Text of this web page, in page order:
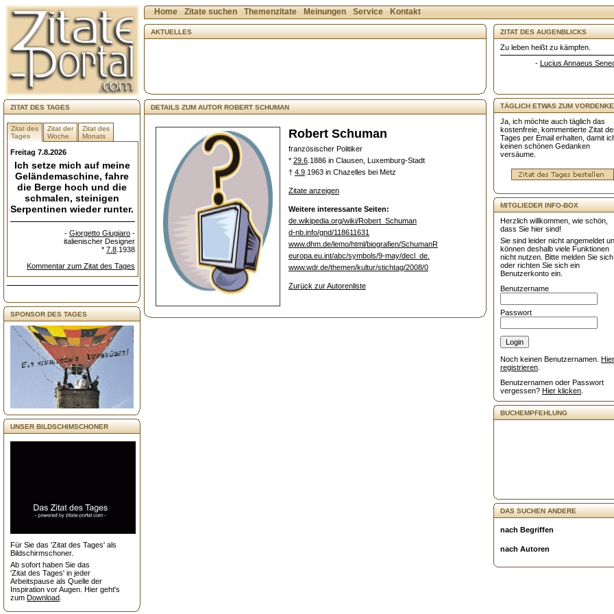
ZITAT DES TAGES
Zitat des
Tages
Zitat der
Woche
Zitat des
Monats
Freitag 7.8.2026
Ich setze mich auf meine
Geländemaschine, fahre
die Berge hoch und die
schmalen, steinigen
Serpentinen wieder runter.
- Giorgetto Giugiaro -
italienischer Designer
* 7.8 .1938
Kommentar zum Zitat des Tages
SPONSOR DES TAGES
UNSER BILDSCHIMSCHONER
Für Sie das 'Zitat des Tages' als
Bildschirmschoner.
Ab sofort haben Sie das
'Zitat des Tages' in jeder
Arbeitspause als Quelle der
Inspiration vor Augen. Hier geht's
zum Download
ZITAT DES AUGENBLICKS
Zu leben heißt zu kämpfen.
- Lucius Annaeus
TÄGLICH ETWAS ZUM
Ja, ich möchte auch täglich das
kostenfreie, kommentierte Zitat
Tages per Email erhalten, damit
keinen schönen Gedanken
versäume.
MITGLIEDER INFO-BOX
Herzlich willkommen, wie schön,
dass Sie hier sind!
Sie sind leider nicht angemeldet
können deshalb viele Funktionen
nicht nutzen. Bitte melden Sie
oder richten Sie sich ein
Benutzerkonto ein.
Benutzername
Passwort
Noch keinen Benutzernamen. Hier
registrieren
Benutzernamen oder Passwort
vergessen? Hier klicken
BUCHEMPFEHLUNG
DAS SUCHEN ANDERE
nach Begriffen
nach Autoren
Home Zitate suchen Themenzitate Meinungen Service Kontakt
AKTUELLES
DETAILS ZUM AUTOR ROBERT SCHUMAN
Robert Schuman
französischer Politiker
* 29.6 .1886 in Clausen, Luxemburg-Stadt
† 4.9 .1963 in Chazelles bei Metz
Zitate anzeigen
Weitere interessante Seiten:
de.wikipedia.org/wiki/Robert_Schuman
d-nb.info/gnd/118611631
www.dhm.de/lemo/html/biografien/SchumanR
europa.eu.int/abc/symbols/9-may/decl_de.
www.wdr.de/themen/kultur/stichtag/2008/0
Zurück zur Autorenliste